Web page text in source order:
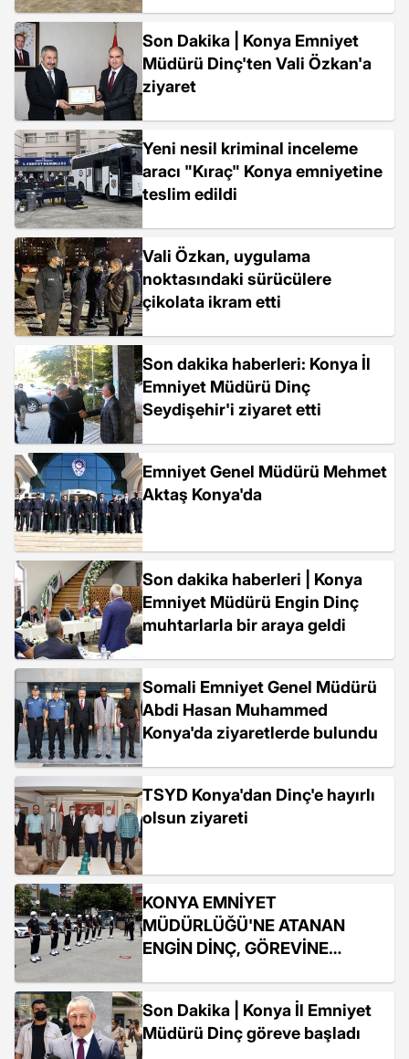
Son Dakika | Konya Emniyet
Müdürü Dinç'ten Vali Özkan'a
ziyaret
Yeni nesil kriminal inceleme
aracı "Kıraç" Konya emniyetine
teslim edildi
Vali Özkan, uygulama
noktasındaki sürücülere
çikolata ikram etti
Son dakika haberleri: Konya İl
Emniyet Müdürü Dinç
Seydişehir'i ziyaret etti
Emniyet Genel Müdürü Mehmet
Aktaş Konya'da
Son dakika haberleri | Konya
Emniyet Müdürü Engin Dinç
muhtarlarla bir araya geldi
Somali Emniyet Genel Müdürü
Abdi Hasan Muhammed
Konya'da ziyaretlerde bulundu
TSYD Konya'dan Dinç'e hayırlı
olsun ziyareti
KONYA EMNİYET
MÜDÜRLÜĞÜ'NE ATANAN
ENGİN DİNÇ, GÖREVİNE
Son Dakika | Konya İl Emniyet
Müdürü Dinç göreve başladı